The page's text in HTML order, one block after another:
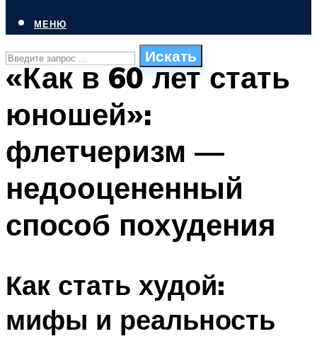
Искать
ПЛАВАНЬЕ ДЛЯ ДЕТЕЙ
БАССЕЙН ДЛЯ ДОМА
МЕНЮ
МЕНЮ
«Как в 60 лет стать
юношей»:
флетчеризм —
недооцененный
способ похудения
Как стать худой:
мифы и реальность